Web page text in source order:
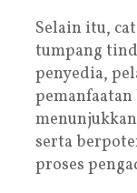
Selain itu,
tumpang
penyedia,
serta
proses